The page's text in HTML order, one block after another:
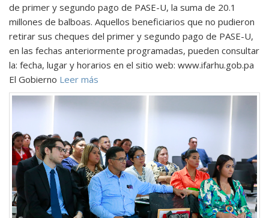
de primer y segundo pago de PASE-U, la suma de 20.1
millones de balboas. Aquellos beneficiarios que no pudieron
retirar sus cheques del primer y segundo pago de PASE-U,
en las fechas anteriormente programadas, pueden consultar
la: fecha, lugar y horarios en el sitio web: www.ifarhu.gob.pa
El Gobierno Leer más